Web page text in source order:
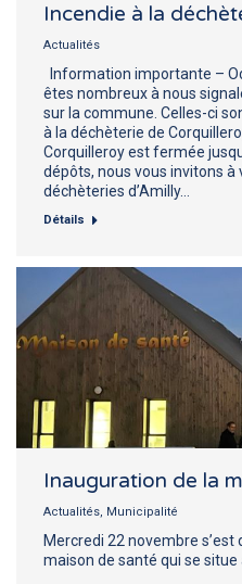
Incendie à la
Actualités
Information importante –
êtes nombreux à nous
sur la commune. Celles-ci
à la déchèterie de
Corquilleroy est fermée
dépôts, nous vous invitons à
déchèteries d’Amilly…
Détails
Inauguration de la
Actualités, Municipalité
Mercredi 22 novembre s’est
maison de santé qui se situe